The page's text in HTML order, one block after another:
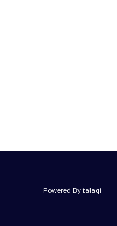
Powered By talaqi